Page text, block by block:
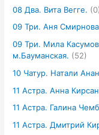
08 Два. Вита Вегге.
09 Три. Аня Смирнова
09 Три. Мила
м.Бауманская. (52)
10 Чатур. Натали
11 Астра. Анна
11 Астра. Галина
11 Астра. Дмитрий